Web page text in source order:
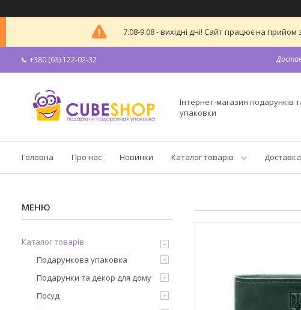
7.08-9.08 - вихідні дні! Сайт працює на
+380 (63) 122-02-32
Інтернет-магазин подарунків
упаковки
Головна Про нас Новинки Каталог товарів
Каталог товарів
Подарункова упаковка
Подарунки та декор для дому
Посуд